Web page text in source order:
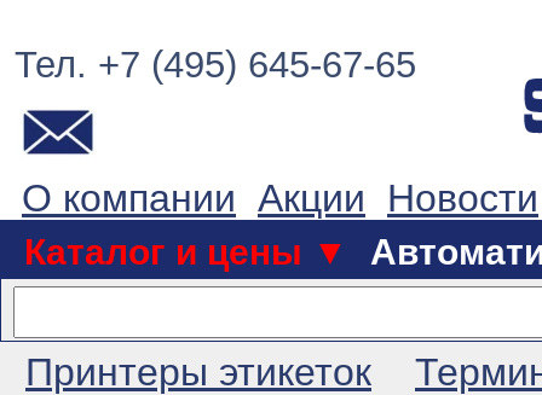
Тел. +7 (495) 645-67-65
О компании Акции Новости
Каталог и цены ▼
Принтеры этикеток